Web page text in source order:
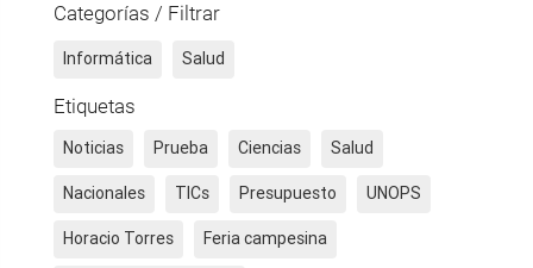
Categorías / Filtrar
Informática Salud
Etiquetas
Noticias Prueba Ciencias Salud
Nacionales TICs Presupuesto UNOPS
Horacio Torres Feria campesina